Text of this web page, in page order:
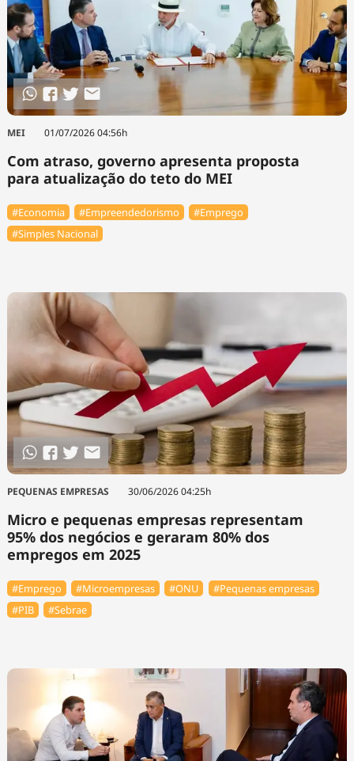
MEI 01/07/2026 04:56h
Com atraso, governo apresenta proposta
para atualização do teto do MEI
#Economia #Empreendedorismo
#Emprego
#Simples Nacional
PEQUENAS EMPRESAS 30/06/2026 04:25h
Micro e pequenas empresas representam
95% dos negócios e geraram 80% dos
empregos em 2025
#Emprego #Microempresas #ONU
#Pequenas empresas
#PIB
#Sebrae